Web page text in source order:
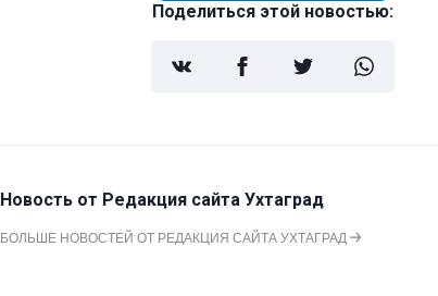
Поделиться этой новостью:
Новость от Редакция сайта Ухтаград
БОЛЬШЕ НОВОСТЕЙ ОТ РЕДАКЦИЯ САЙТА УХТАГРАД